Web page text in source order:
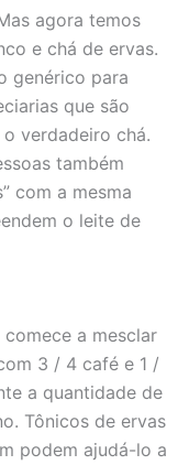
agora temos
e chá de ervas.
genérico para
que são
verdadeiro chá.
também
com a mesma
o leite de
a mesclar
3 / 4 café e 1 /
a quantidade de
Tônicos de ervas
podem ajudá-lo a